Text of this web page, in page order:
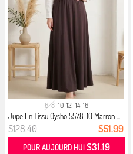
6-8 10-12 14-16
Jupe En Tissu Oysho 5578-10 Marron ...
$128.40 $51.99
POUR AUJOURD HUI $31.19